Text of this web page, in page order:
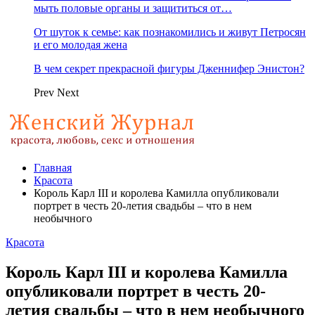
мыть половые органы и защититься от…
От шуток к семье: как познакомились и живут Петросян
и его молодая жена
В чем секрет прекрасной фигуры Дженнифер Энистон?
Prev Next
Главная
Красота
Король Карл III и королева Камилла опубликовали
портрет в честь 20-летия свадьбы – что в нем
необычного
Красота
Король Карл III и королева Камилла
опубликовали портрет в честь 20-
летия свадьбы – что в нем необычного